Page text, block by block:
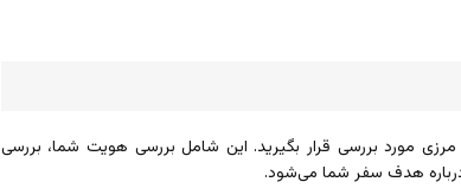
مورد بررسی قرار بگیرید. این شامل بررسی هویت شما، بررسی
درباره هدف سفر شما می‌شود.